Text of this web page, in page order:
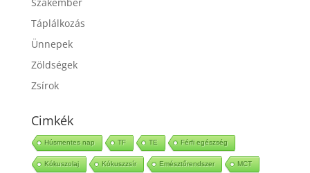
Táplálkozás
Ünnepek
Zöldségek
Zsírok
Cimkék
Húsmentes nap TF TE Férfi egészség
Kókuszolaj Kókuszzsír Emésztőrendszer MCT